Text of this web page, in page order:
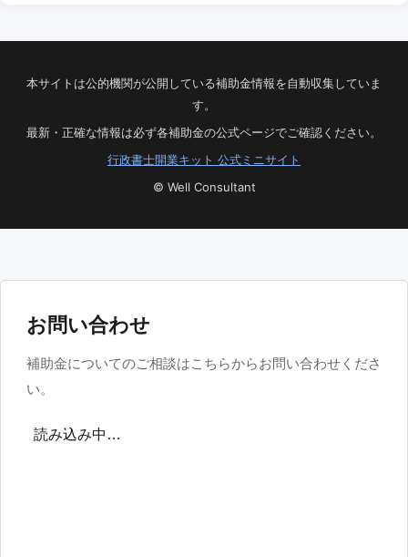
本サイトは公的機関が公開している補助金情報を自動収集していま
す。
最新・正確な情報は必ず各補助金の公式ページでご確認ください。
行政書士開業キット 公式ミニサイト
© Well Consultant
お問い合わせ
補助金についてのご相談はこちらからお問い合わせくださ
い。